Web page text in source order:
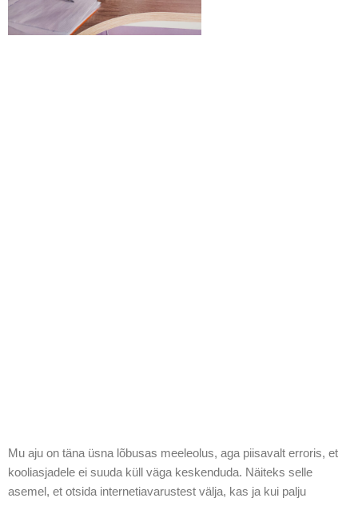
Mu aju on täna üsna lõbusas meeleolus, aga piisavalt erroris, et
kooliasjadele ei suuda küll väga keskenduda. Näiteks selle
asemel, et otsida internetiavarustest välja, kas ja kui palju